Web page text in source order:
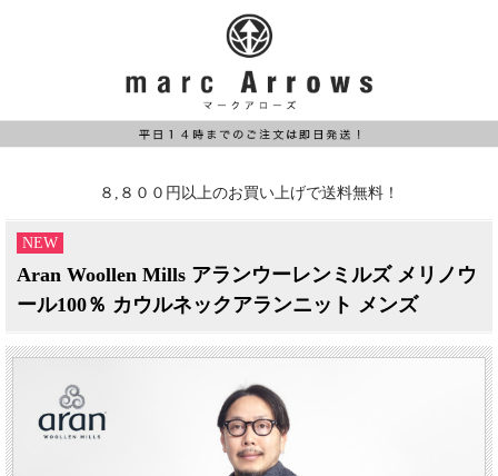
８,８００円以上のお買い上げで送料無料！
NEW
Aran Woollen Mills アランウーレンミルズ メリノウ
ール100％ カウルネックアランニット メンズ